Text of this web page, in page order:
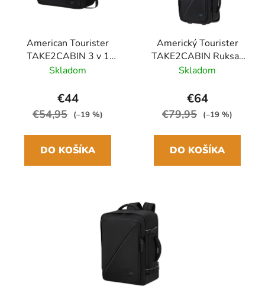
American Tourister
TAKE2CABIN 3 v 1
palubná taška 15.6"
Skladom
€44
€54,95 (–19 %)
DO KOŠÍKA
Americký Tourister
TAKE2CABIN Ruksak
na kolieskach 40cm
Skladom
€64
€79,95 (–19 %)
DO KOŠÍKA